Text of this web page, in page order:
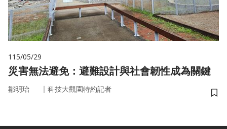
115/05/29
災害無法避免：避難設計與社會韌性成為關鍵
鄒明珆 ｜ 科技大觀園特約記者
儲